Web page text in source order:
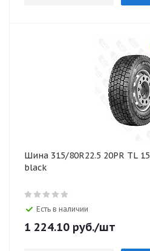
Шина 315/80R22.5 20PR TL
black
Есть в наличии
1 224.10 руб./шт